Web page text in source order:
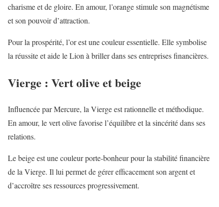
charisme et de gloire. En amour, l’orange stimule son magnétisme
et son pouvoir d’attraction.
Pour la prospérité, l’or est une couleur essentielle. Elle symbolise
la réussite et aide le Lion à briller dans ses entreprises financières.
Vierge : Vert olive et beige
Influencée par Mercure, la Vierge est rationnelle et méthodique.
En amour, le vert olive favorise l’équilibre et la sincérité dans ses
relations.
Le beige est une couleur porte-bonheur pour la stabilité financière
de la Vierge. Il lui permet de gérer efficacement son argent et
d’accroître ses ressources progressivement.